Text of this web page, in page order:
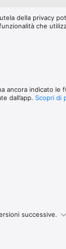
della privacy
che
ancora indicato le
dall’app. Scopri di
successive.